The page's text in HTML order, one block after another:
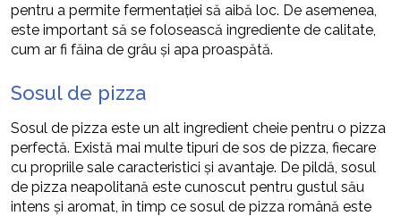
pentru a permite fermentației să aibă loc. De asemenea,
este important să se folosească ingrediente de calitate,
cum ar fi făina de grâu și apa proaspătă.
Sosul de pizza
Sosul de pizza este un alt ingredient cheie pentru o pizza
perfectă. Există mai multe tipuri de sos de pizza, fiecare
cu propriile sale caracteristici și avantaje. De pildă, sosul
de pizza neapolitană este cunoscut pentru gustul său
intens și aromat, în timp ce sosul de pizza română este